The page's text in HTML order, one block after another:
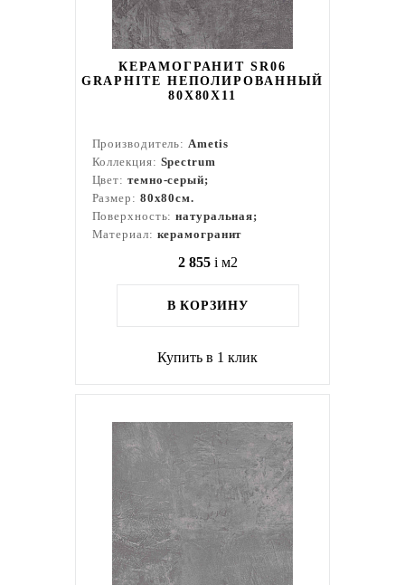
КЕРАМОГРАНИТ SR06
GRAPHITE НЕПОЛИРОВАННЫЙ
80X80Х11
Производитель:Ametis
Коллекция: Spectrum
Цвет: темно-серый;
Размер: 80x80см.
Поверхность:натуральная;
Материал: керамогранит
2 855 i м2
В КОРЗИНУ
Купить в 1 клик